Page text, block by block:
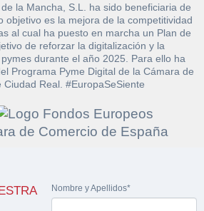
la Mancha, S.L. ha sido beneficiaria de
objetivo es la mejora de la competitividad
al cual ha puesto en marcha un Plan de
de reforzar la digitalización y la
durante el año 2025. Para ello ha
Programa Pyme Digital de la Cámara de
Ciudad Real. #EuropaSeSiente
Nombre y Apellidos*